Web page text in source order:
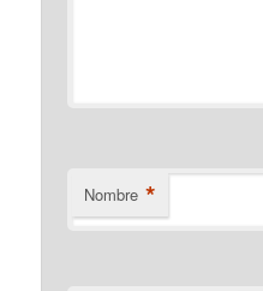
Nombre *